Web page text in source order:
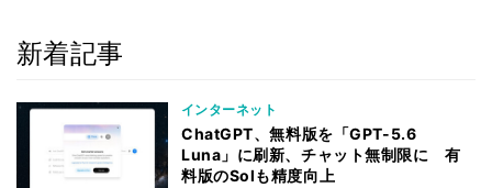
新着記事
インターネット
ChatGPT、無料版を「GPT-5.6
Luna」に刷新、チャット無制限に 有
料版のSolも精度向上